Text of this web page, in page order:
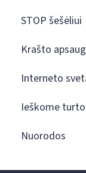
STOP šešėliui
Krašto
Interneto
Ieškome
Nuorodos